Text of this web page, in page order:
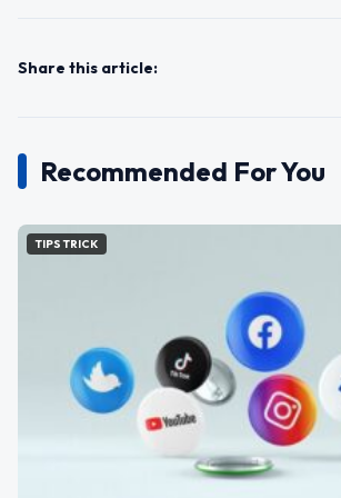
Share this article:
Recommended For You
TIPS TRICK